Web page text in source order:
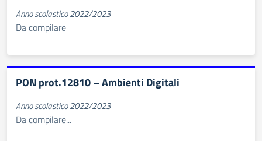
Anno scolastico 2022/2023
Da compilare
PON prot.12810 – Ambienti Digitali
Anno scolastico 2022/2023
Da compilare...